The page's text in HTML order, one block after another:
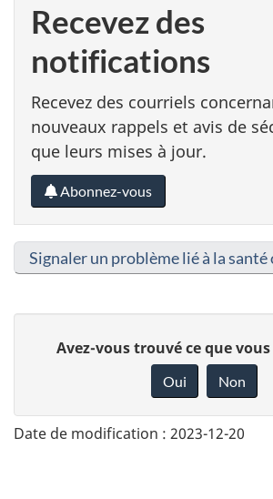
Recevez des
notifications
Recevez des courriels
nouveaux rappels et avis de
que leurs mises à jour.
Abonnez-vous
Signaler un problème lié à la santé
n
Avez-vous trouvé ce que
Oui Non
Date de modification : 2023-12-20